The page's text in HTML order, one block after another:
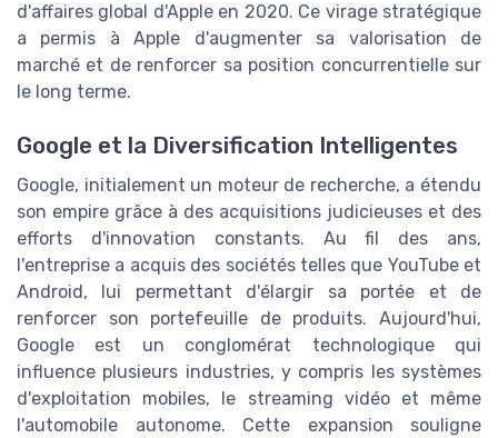
d'affaires global d'Apple en 2020. Ce virage stratégique
a permis à Apple d'augmenter sa valorisation de
marché et de renforcer sa position concurrentielle sur
le long terme.
Google et la Diversification Intelligentes
Google, initialement un moteur de recherche, a étendu
son empire grâce à des acquisitions judicieuses et des
efforts d'innovation constants. Au fil des ans,
l'entreprise a acquis des sociétés telles que YouTube et
Android, lui permettant d'élargir sa portée et de
renforcer son portefeuille de produits. Aujourd'hui,
Google est un conglomérat technologique qui
influence plusieurs industries, y compris les systèmes
d'exploitation mobiles, le streaming vidéo et même
l'automobile autonome. Cette expansion souligne